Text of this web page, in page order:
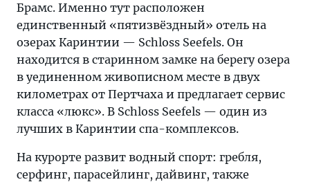
Брамс. Именно тут расположен
единственный «пятизвёздный» отель на
озерах Каринтии — Schloss Seefels. Он
находится в старинном замке на берегу озера
в уединенном живописном месте в двух
километрах от Пертчаха и предлагает сервис
класса «люкс». В Schloss Seefels — один из
лучших в Каринтии спа-комплексов.
На курорте развит водный спорт: гребля,
серфинг, парасейлинг, дайвинг, также